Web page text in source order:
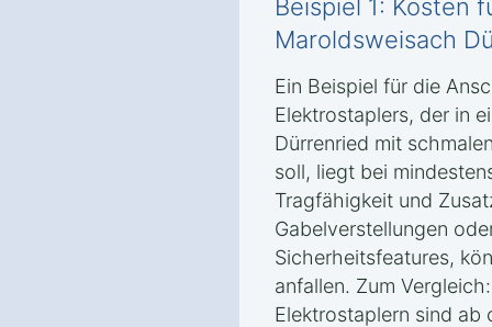
Beispiel 1: Kosten
Maroldsweisach
Ein Beispiel für die
Elektrostaplers, der in
Dürrenried mit
soll, liegt bei
Tragfähigkeit und
Gabelverstellungen
Sicherheitsfeatures,
anfallen. Zum
Elektrostaplern sind